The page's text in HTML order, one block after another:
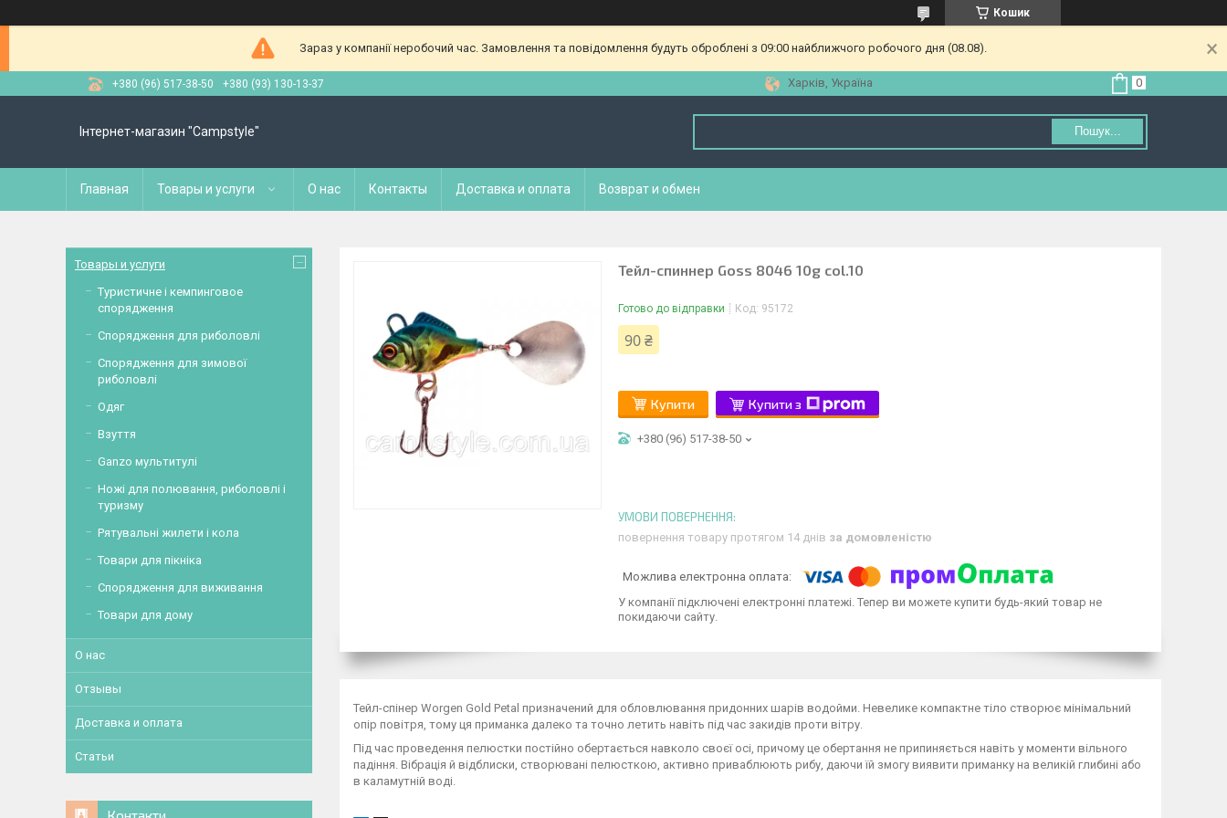
Кошик
Зараз у компанії неробочий час. Замовлення та повідомлення будуть оброблені з 09:00 найближчого робочого дня (08.08).
+380 (96) 517-38-50 +380 (93) 130-13-37 Харків, Україна
Інтернет-магазин "Campstyle" Пошук...
Главная Товары и услуги О нас Контакты Доставка и оплата Возврат и обмен
Тейл-спиннер Goss 8046 10g col.10
Готово до відправки Код: 95172
90 ₴
Купити Купити з
+380 (96) 517-38-50
повернення товару протягом 14 днів за домовленістю
У компанії підключені електронні платежі. Тепер ви можете купити будь-який товар не
покидаючи сайту.
Тейл-спінер Worgen Gold Petal призначений для обловлювання придонних шарів водойми. Невелике компактне тіло створює мінімальний
опір повітря, тому ця приманка далеко та точно летить навіть під час закидів проти вітру.
Під час проведення пелюстки постійно обертається навколо своєї осі, причому це обертання не припиняється навіть у моменти вільного
падіння. Вібрація й відблиски, створювані пелюсткою, активно приваблюють рибу, даючи їй змогу виявити приманку на великій глибині або
в каламутній воді.
Товары и услуги
Туристичне і кемпинговое
спорядження
Спорядження для риболовлі
Спорядження для зимової
риболовлі
Одяг
Взуття
Ganzo мультитулі
Ножі для полювання, риболовлі і
туризму
Рятувальні жилети і кола
Товари для пікніка
Спорядження для виживання
Товари для дому
О нас
Отзывы
Доставка и оплата
Статьи